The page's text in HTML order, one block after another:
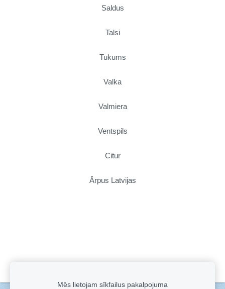
Saldus
Talsi
Tukums
Valka
Valmiera
Ventspils
Citur
Ārpus Latvijas
Mēs lietojam sīkfailus pakalpojuma